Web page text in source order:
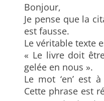
Bonjour,
Je pense que la
est fausse.
Le véritable texte
« Le livre doit
gelée en nous ».
Le mot ‘en’ est
Cette phrase est